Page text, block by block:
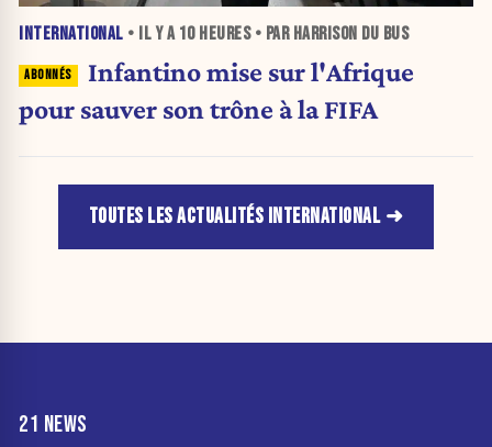
INTERNATIONAL • IL Y A 10 HEURES• PAR HARRISON DU BUS
Infantino mise sur l'Afrique
pour sauver son trône à la FIFA
TOUTES LES ACTUALITÉS INTERNATIONAL
21 NEWS